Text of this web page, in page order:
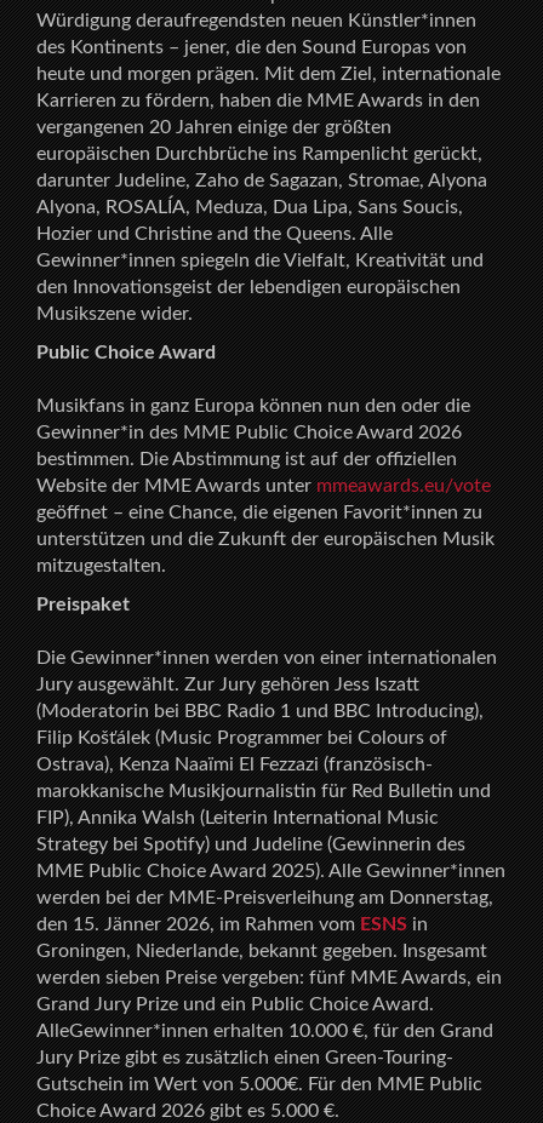
Würdigung deraufregendsten neuen Künstler*innen
des Kontinents – jener, die den Sound Europas von
heute und morgen prägen. Mit dem Ziel, internationale
Karrieren zu fördern, haben die MME Awards in den
vergangenen 20 Jahren einige der größten
europäischen Durchbrüche ins Rampenlicht gerückt,
darunter Judeline, Zaho de Sagazan, Stromae, Alyona
Alyona, ROSALÍA, Meduza, Dua Lipa, Sans Soucis,
Hozier und Christine and the Queens. Alle
Gewinner*innen spiegeln die Vielfalt, Kreativität und
den Innovationsgeist der lebendigen europäischen
Musikszene wider.
Public Choice Award
Musikfans in ganz Europa können nun den oder die
Gewinner*in des MME Public Choice Award 2026
bestimmen. Die Abstimmung ist auf der offiziellen
Website der MME Awards untermmeawards.eu/vote
geöffnet – eine Chance, die eigenen Favorit*innen zu
unterstützen und die Zukunft der europäischen Musik
mitzugestalten.
Preispaket
Die Gewinner*innen werden von einer internationalen
Jury ausgewählt. Zur Jury gehören Jess Iszatt
(Moderatorin bei BBC Radio 1 und BBC Introducing),
Filip Košťálek (Music Programmer bei Colours of
Ostrava), Kenza Naaïmi El Fezzazi (französisch-
marokkanische Musikjournalistin für Red Bulletin und
FIP), Annika Walsh (Leiterin International Music
Strategy bei Spotify) und Judeline (Gewinnerin des
MME Public Choice Award 2025). Alle Gewinner*innen
werden bei der MME-Preisverleihung am Donnerstag,
den 15. Jänner 2026, im Rahmen vomESNSin
Groningen, Niederlande, bekannt gegeben. Insgesamt
werden sieben Preise vergeben: fünf MME Awards, ein
Grand Jury Prize und ein Public Choice Award.
AlleGewinner*innen erhalten 10.000 €, für den Grand
Jury Prize gibt es zusätzlich einen Green-Touring-
Gutschein im Wert von 5.000€. Für den MME Public
Choice Award 2026 gibt es 5.000 €.